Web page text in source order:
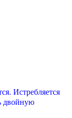
Истребляется
двойную